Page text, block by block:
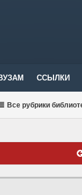
ССЫЛКИ
Все рубрики